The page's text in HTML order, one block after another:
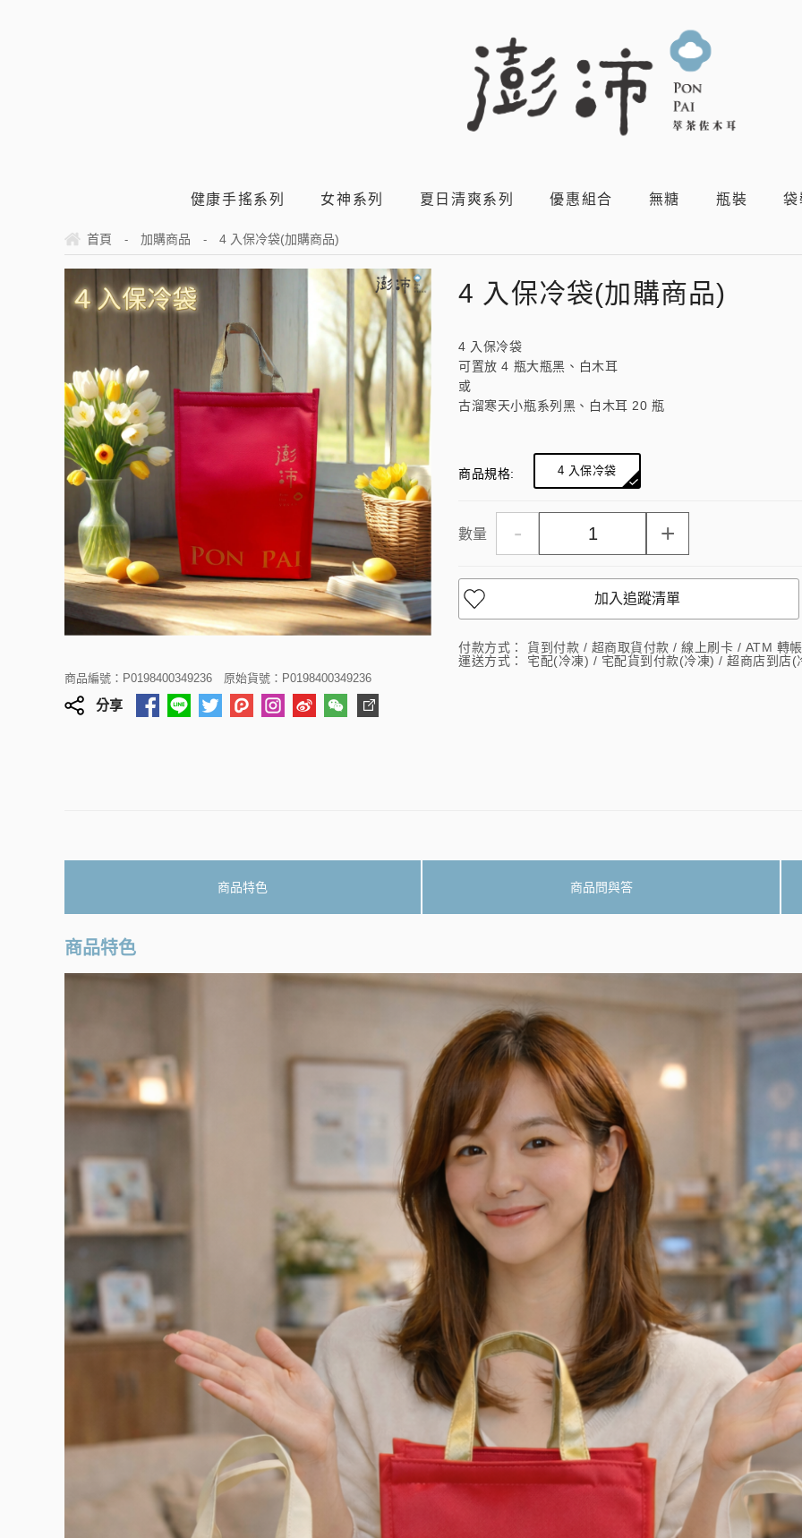
健康手搖系列 女神系列 夏日清爽系列 優惠組合 無糖 瓶裝 袋
首頁 - 加購商品 - 4 入保冷袋(加購商品)
商品編號：P0198400349236 原始貨號：P0198400349236
分享
4 入保冷袋(加購商品)
4 入保冷袋
可置放 4 瓶大瓶黑、白木耳
或
古溜寒天小瓶系列黑、白木耳 20 瓶
商品規格: 4 入保冷袋
數量 - +
加入追蹤清單
付款方式：
貨到付款 / 超商取貨付款 / 線上刷卡 / ATM 轉
運送方式：
宅配(冷凍) / 宅配貨到付款(冷凍) / 超商店到店
商品特色 商品問與答
商品特色